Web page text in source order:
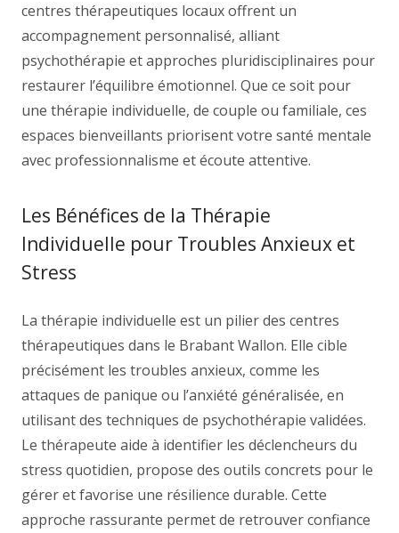
centres thérapeutiques locaux offrent un
accompagnement personnalisé, alliant
psychothérapie et approches pluridisciplinaires pour
restaurer l’équilibre émotionnel. Que ce soit pour
une thérapie individuelle, de couple ou familiale, ces
espaces bienveillants priorisent votre santé mentale
avec professionnalisme et écoute attentive.
Les Bénéfices de la Thérapie
Individuelle pour Troubles Anxieux et
Stress
La thérapie individuelle est un pilier des centres
thérapeutiques dans le Brabant Wallon. Elle cible
précisément les troubles anxieux, comme les
attaques de panique ou l’anxiété généralisée, en
utilisant des techniques de psychothérapie validées.
Le thérapeute aide à identifier les déclencheurs du
stress quotidien, propose des outils concrets pour le
gérer et favorise une résilience durable. Cette
approche rassurante permet de retrouver confiance